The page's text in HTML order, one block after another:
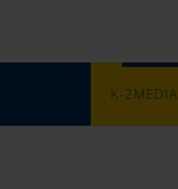
K-2MEDIA